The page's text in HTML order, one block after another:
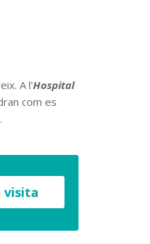
A l'Hospital
com es
visita